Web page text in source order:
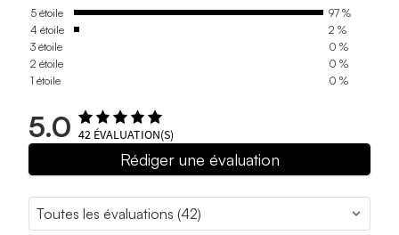
5 étoile
97 %
4 étoile
2 %
3 étoile
0 %
2 étoile
0 %
1 étoile
0 %
5.0 42 ÉVALUATION(S)
Rédiger une évaluation